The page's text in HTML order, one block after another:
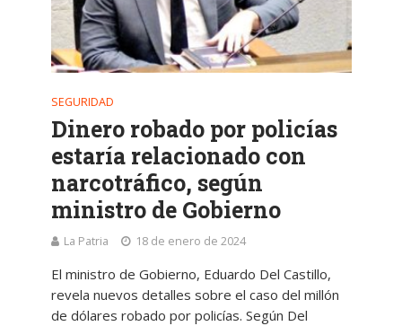
SEGURIDAD
Dinero robado por policías
estaría relacionado con
narcotráfico, según
ministro de Gobierno
La Patria 18 de enero de 2024
El ministro de Gobierno, Eduardo Del Castillo,
revela nuevos detalles sobre el caso del millón
de dólares robado por policías. Según Del